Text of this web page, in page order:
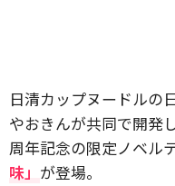
日清カップヌードルの
やおきんが共同で開発
周年記念の限定ノベル
味」 が登場。